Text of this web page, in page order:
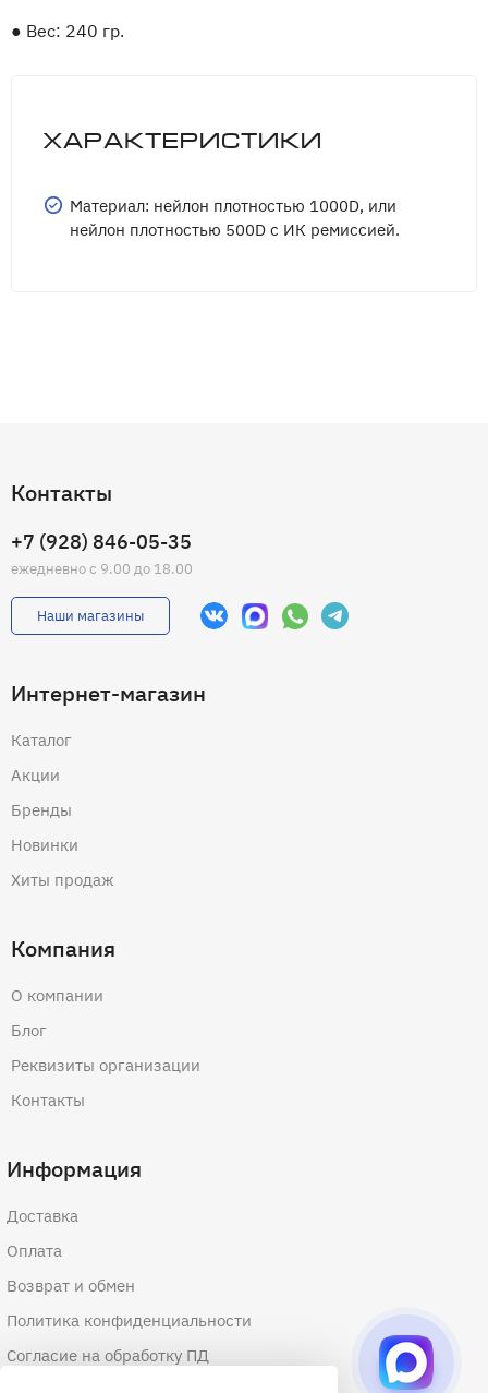
● Вес: 240 гр.
Характеристики
Материал: нейлон плотностью 1000D, или
нейлон плотностью 500D с ИК ремиссией.
Контакты
+7 (928) 846-05-35
ежедневно с 9.00 до 18.00
Наши магазины
Интернет-магазин
Каталог
Акции
Бренды
Новинки
Хиты продаж
Компания
О компании
Блог
Реквизиты организации
Контакты
Информация
Доставка
Оплата
Возврат и обмен
Политика конфиденциальности
Согласие на обработку ПД